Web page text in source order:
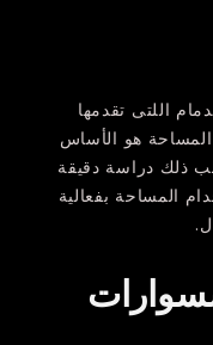
اللتى تقدمها
هو الأساس
ذلك دراسة دقيقة
المساحة بفعالية